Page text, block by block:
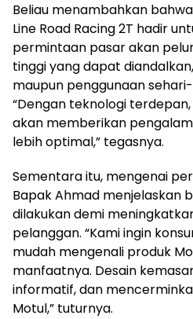
Beliau menambahkan
Line Road Racing 2T hadir
permintaan pasar akan
tinggi yang dapat
maupun penggunaan
“Dengan teknologi
akan memberikan
lebih optimal,” tegasnya.
Sementara itu, mengenai
Bapak Ahmad menjelaskan
dilakukan demi
pelanggan. “Kami ingin
mudah mengenali produk
manfaatnya. Desain
informatif, dan
Motul,” tuturnya.